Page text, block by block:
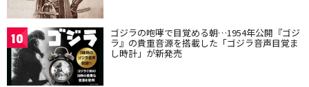
10 ゴジラの咆哮で目覚める朝…1954年公開『ゴジ
ラ』の貴重音源を搭載した「ゴジラ音声目覚ま
し時計」が新発売